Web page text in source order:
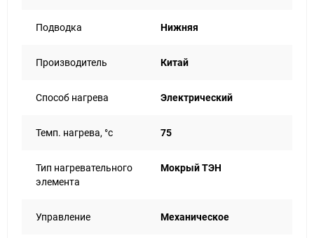
Подводка Нижняя
Производитель Китай
Способ нагрева Электрический
Темп. нагрева, °с 75
Тип нагревательного
элемента
Мокрый ТЭН
Управление Механическое